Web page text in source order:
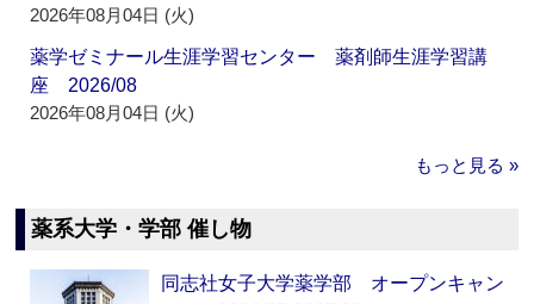
2026年08月04日 (火)
薬学ゼミナール生涯学習センター 薬剤師生涯学習講
座 2026/08
2026年08月04日 (火)
もっと見る »
薬系大学・学部 催し物
同志社女子大学薬学部 オープンキャン